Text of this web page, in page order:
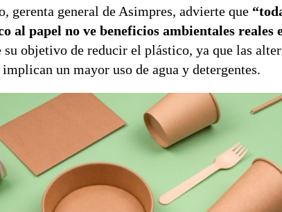
gerenta general de Asimpres, advierte que
al papel no ve beneficios ambientales reales
objetivo de reducir el plástico, ya que las
un mayor uso de agua y detergentes.